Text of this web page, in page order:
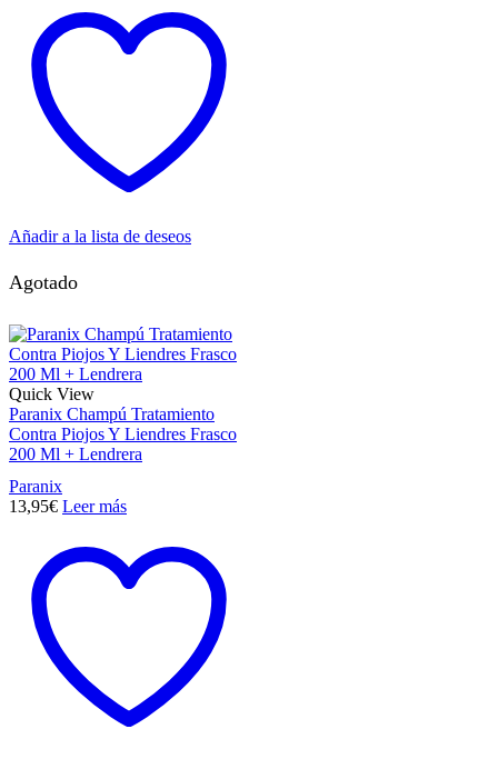
Añadir a la lista de deseos
Agotado
Quick View
Paranix Champú Tratamiento
Contra Piojos Y Liendres Frasco
200 Ml + Lendrera
Paranix
13,95€ Leer más